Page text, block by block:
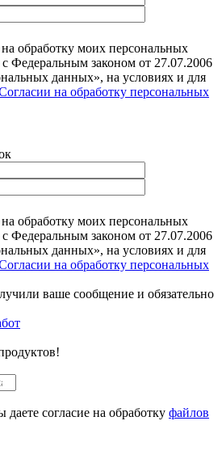
обработку моих персональных
Федеральным законом от 27.07.2006
данных», на условиях и для
на обработку персональных
обработку моих персональных
Федеральным законом от 27.07.2006
данных», на условиях и для
на обработку персональных
ваше сообщение и обязательно
согласие на обработку файлов